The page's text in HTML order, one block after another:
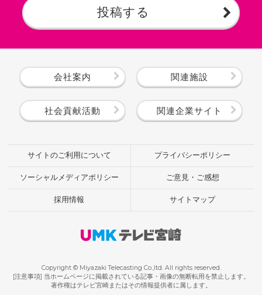
投稿する
会社案内 関連施設
社会貢献活動 関連企業サイト
サイトのご利用について プライバシーポリシー
ソーシャルメディアポリシー ご意見・ご感想
採用情報 サイトマップ
Copyright © Miyazaki Telecasting Co.,ltd. All rights reserved.
[注意事項] 当ホームページに掲載されている記事・画像の無断転用を禁止します。
著作権はテレビ宮崎またはその情報提供者に属します。